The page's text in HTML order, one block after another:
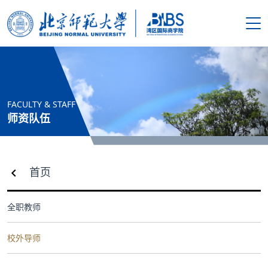
搜索
学院概况
师资队伍
人才培养
科学研究
FACULTY & STAFF
师资队伍
首页
全职教师
校外导师